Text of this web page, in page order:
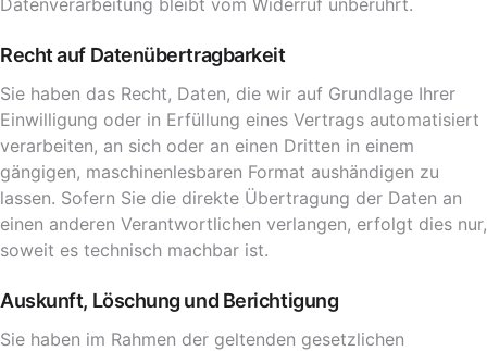
Datenverarbeitung bleibt vom Widerruf unberührt.
Recht auf Datenübertragbarkeit
Sie haben das Recht, Daten, die wir auf Grundlage Ihrer
Einwilligung oder in Erfüllung eines Vertrags automatisiert
verarbeiten, an sich oder an einen Dritten in einem
gängigen, maschinenlesbaren Format aushändigen zu
lassen. Sofern Sie die direkte Übertragung der Daten an
einen anderen Verantwortlichen verlangen, erfolgt dies nur,
soweit es technisch machbar ist.
Auskunft, Löschung und Berichtigung
Sie haben im Rahmen der geltenden gesetzlichen